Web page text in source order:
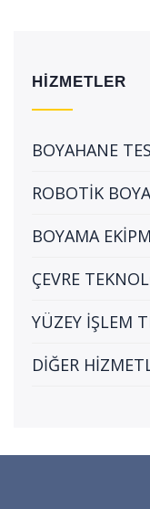
HİZMETLER
BOYAHANE
ROBOTİK
BOYAMA
ÇEVRE
YÜZEY İŞLEM
DİĞER